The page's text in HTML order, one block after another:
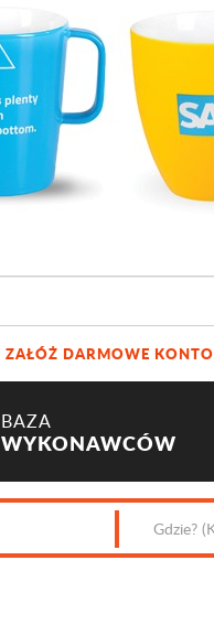
ZAŁÓŻ DARMOWE KONTO
BAZA
WYKONAWCÓW